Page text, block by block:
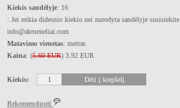
Kiekis sandėlyje: 16
: Jei reikia didesnio kiekio nei nurodyta sandėlyje susisiekite
info@akmeneliai.com
Matavimo vienetas: metras
Kaina: (5.60 EUR) 3.92 EUR
Kiekis:
Rekomenduoti